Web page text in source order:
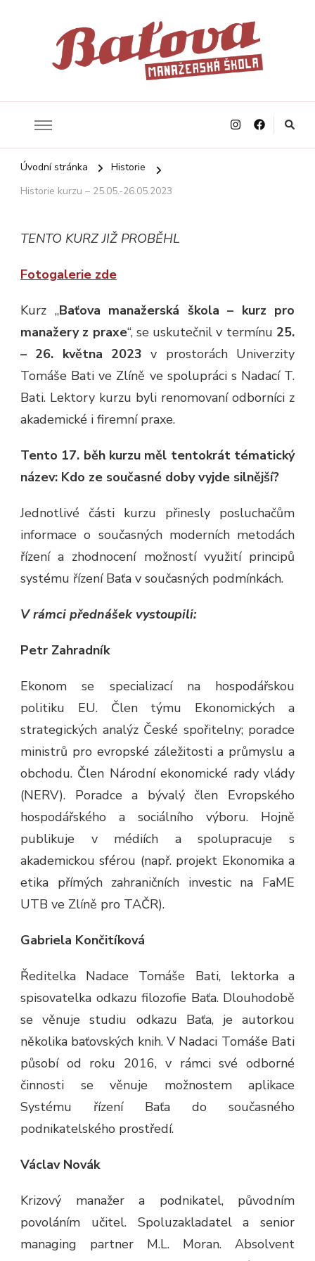
Úvodní stránka
Historie
Historie kurzu – 25.05.-26.05.2023
TENTO KURZ JIŽ PROBĚHL
Fotogalerie zde
Kurz „Baťova manažerská škola – kurz pro
manažery z praxe“, se uskutečnil v termínu 25.
– 26. května 2023 v prostorách Univerzity
Tomáše Bati ve Zlíně ve spolupráci s Nadací T.
Bati. Lektory kurzu byli renomovaní odborníci z
akademické i firemní praxe.
Tento 17. běh kurzu měl tentokrát tématický
název: Kdo ze současné doby vyjde silnější?
Jednotlivé části kurzu přinesly posluchačům
informace o současných moderních metodách
řízení a zhodnocení možností využití principů
systému řízení Baťa v současných podmínkách.
V rámci přednášek vystoupili:
Petr Zahradník
Ekonom se specializací na hospodářskou
politiku EU. Člen týmu Ekonomických a
strategických analýz České spořitelny; poradce
ministrů pro evropské záležitosti a průmyslu a
obchodu. Člen Národní ekonomické rady vlády
(NERV). Poradce a bývalý člen Evropského
hospodářského a sociálního výboru. Hojně
publikuje v médiích a spolupracuje s
akademickou sférou (např. projekt Ekonomika a
etika přímých zahraničních investic na FaME
UTB ve Zlíně pro TAČR).
Gabriela Končitíková
Ředitelka Nadace Tomáše Bati, lektorka a
spisovatelka odkazu filozofie Baťa. Dlouhodobě
se věnuje studiu odkazu Baťa, je autorkou
několika baťovských knih. V Nadaci Tomáše Bati
působí od roku 2016, v rámci své odborné
činnosti se věnuje možnostem aplikace
Systému řízení Baťa do současného
podnikatelského prostředí.
Václav Novák
Krizový manažer a podnikatel, původním
povoláním učitel. Spoluzakladatel a senior
managing partner M.L. Moran. Absolvent